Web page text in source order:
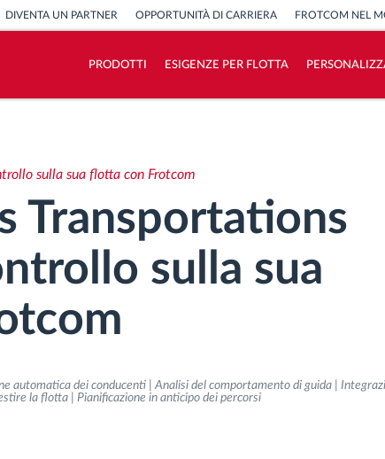
DIVENTA UN PARTNER OPPORTUNITÀ DI CARRIERA FROTCOM NEL
PRODOTTI ESIGENZE PER FLOTTA
sulla sua flotta con Frotcom
Transportations
sulla sua
automatica dei conducenti | Analisi del comportamento di guida |
la flotta | Pianificazione in anticipo dei percorsi